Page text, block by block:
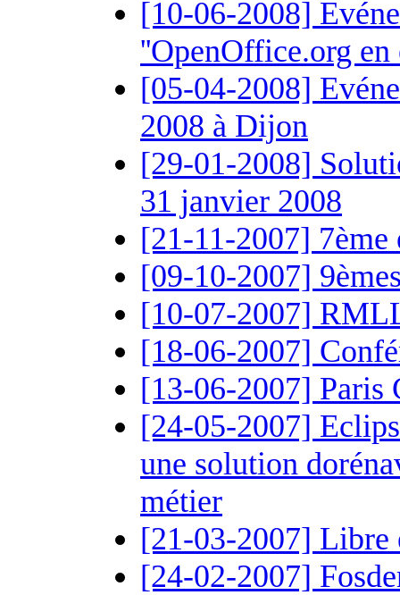
[10-06-2008]
''OpenOffice.org en
[05-04-2008]
2008 à Dijon
[29-01-2008]
31 janvier 2008
[21-11-2007]
[09-10-2007]
[10-07-2007]
[18-06-2007]
[13-06-2007] Paris
[24-05-2007]
une solution
métier
[21-03-2007] Libre
[24-02-2007]